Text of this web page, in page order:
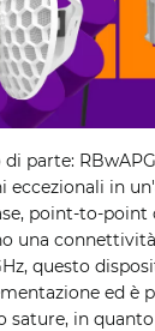
parte:
eccezionali in
point-to-
una
questo
ed è
sature, in